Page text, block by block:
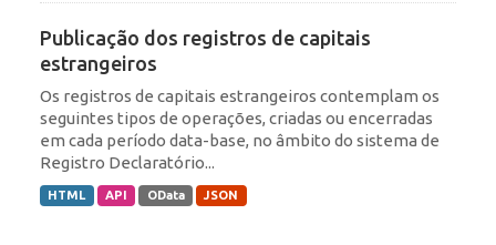
Publicação dos registros de capitais
estrangeiros
Os registros de capitais estrangeiros contemplam os
seguintes tipos de operações, criadas ou encerradas
em cada período data-base, no âmbito do sistema de
Registro Declaratório...
HTML API OData JSON